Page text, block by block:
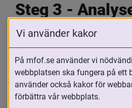
Steg 3 -
Skriv ut
Varje adoption är unik,
adopterades bakgrund
som dokumenterats
Vi använder kakor
På mfof.se använder vi
webbplatsen ska fungera på ett
använder också kakor för
förbättra vår webbplats.